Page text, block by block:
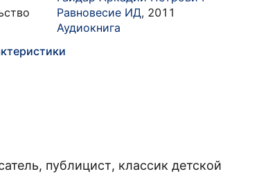
Равновесие ИД, 2011
Аудиокнига
публицист, классик детской